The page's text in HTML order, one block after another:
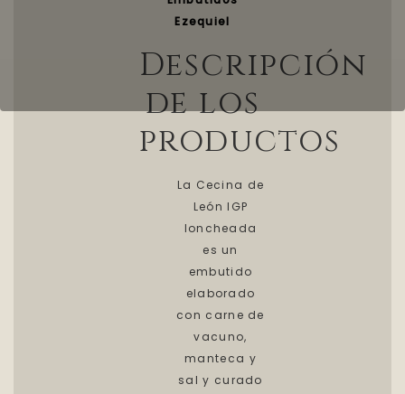
Ezequiel
Descripción
de los
productos
La Cecina de
León IGP
loncheada
es un
embutido
elaborado
con carne de
vacuno,
manteca y
sal y curado